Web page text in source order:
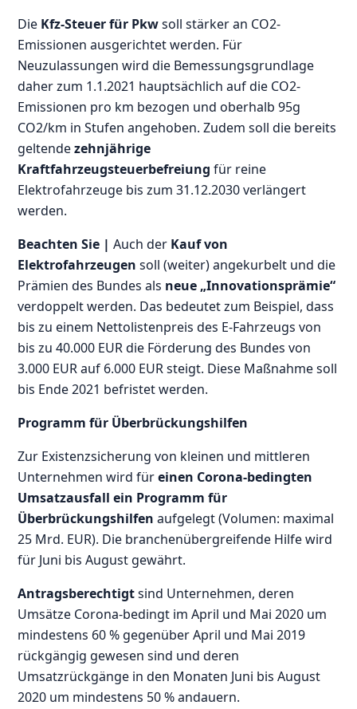
Die Kfz-Steuer für Pkwsoll stärker an CO2-
Emissionen ausgerichtet werden. Für
Neuzulassungen wird die Bemessungsgrundlage
daher zum 1.1.2021 hauptsächlich auf die CO2-
Emissionen pro km bezogen und oberhalb 95g
CO2/km in Stufen angehoben. Zudem soll die bereits
geltendezehnjährige
Kraftfahrzeugsteuerbefreiung für reine
Elektrofahrzeuge bis zum 31.12.2030 verlängert
werden.
Beachten Sie |Auch der Kauf von
Elektrofahrzeugen soll (weiter) angekurbelt und die
Prämien des Bundes als neue „Innovationsprämie“
verdoppelt werden. Das bedeutet zum Beispiel, dass
bis zu einem Nettolistenpreis des E-Fahrzeugs von
bis zu 40.000 EUR die Förderung des Bundes von
3.000 EUR auf 6.000 EUR steigt. Diese Maßnahme soll
bis Ende 2021 befristet werden.
Programm für Überbrückungshilfen
Zur Existenzsicherung von kleinen und mittleren
Unternehmen wird füreinen Corona-bedingten
Umsatzausfall ein Programm für
Überbrückungshilfen aufgelegt (Volumen: maximal
25 Mrd. EUR). Die branchenübergreifende Hilfe wird
für Juni bis August gewährt.
Antragsberechtigtsind Unternehmen, deren
Umsätze Corona-bedingt im April und Mai 2020 um
mindestens 60 % gegenüber April und Mai 2019
rückgängig gewesen sind und deren
Umsatzrückgänge in den Monaten Juni bis August
2020 um mindestens 50 % andauern.